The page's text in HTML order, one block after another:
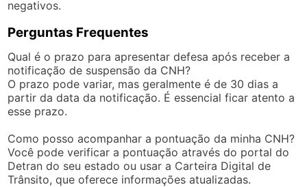
negativos.
Perguntas Frequentes
Qual é o prazo para apresentar defesa após receber a
notificação de suspensão da CNH?
O prazo pode variar, mas geralmente é de 30 dias a
partir da data da notificação. É essencial ficar atento a
esse prazo.
Como posso acompanhar a pontuação da minha CNH?
Você pode verificar a pontuação através do portal do
Detran do seu estado ou usar a Carteira Digital de
Trânsito, que oferece informações atualizadas.